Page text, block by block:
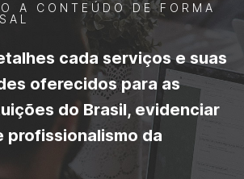
A CONTEÚDO DE FORMA
cada serviços e suas
oferecidos para as
do Brasil, evidenciar
profissionalismo da